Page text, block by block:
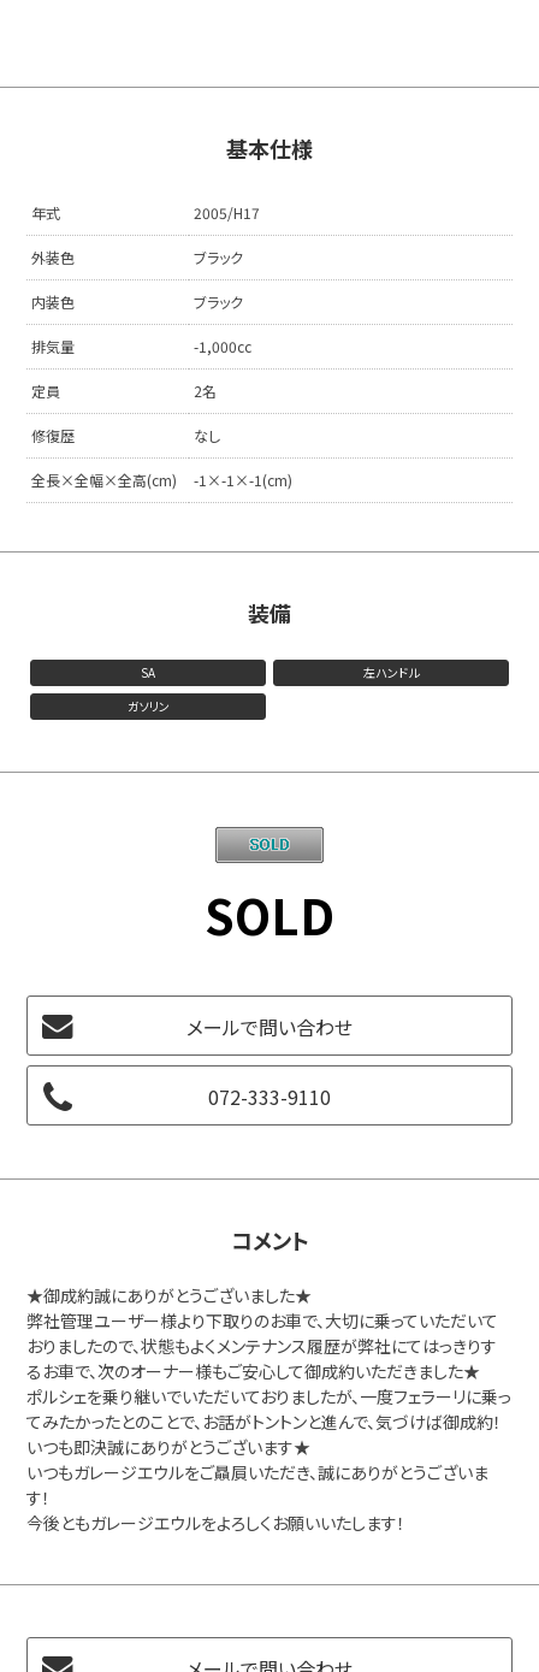
基本仕様
年式 2005/H17
外装色 ブラック
内装色 ブラック
排気量 -1,000cc
定員 2名
修復歴 なし
全長×全幅×全高(cm) -1×-1×-1(cm)
装備
SA
左ハンドル
ガソリン
SOLD
メールで問い合わせ
072-333-9110
コメント
★御成約誠にありがとうございました★
弊社管理ユーザー様より下取りのお車で、大切に乗っていただいて
おりましたので、状態もよくメンテナンス履歴が弊社にてはっきりす
るお車で、次のオーナー様もご安心して御成約いただきました★
ポルシェを乗り継いでいただいておりましたが、一度フェラーリに乗っ
てみたかったとのことで、お話がトントンと進んで、気づけば御成約！
いつも即決誠にありがとうございます★
いつもガレージエウルをご贔屓いただき、誠にありがとうございま
す！
今後ともガレージエウルをよろしくお願いいたします！